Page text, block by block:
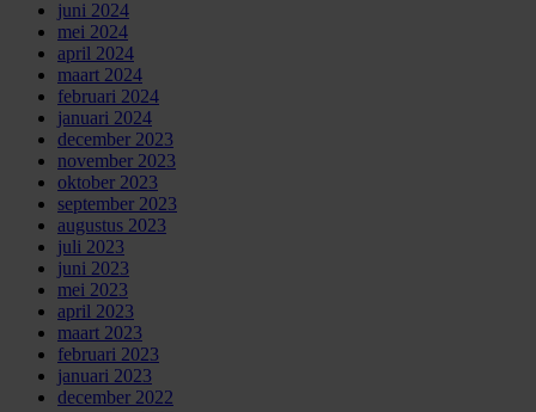
juni 2024
mei 2024
april 2024
maart 2024
februari 2024
januari 2024
december 2023
november 2023
oktober 2023
september 2023
augustus 2023
juli 2023
juni 2023
mei 2023
april 2023
maart 2023
februari 2023
januari 2023
december 2022